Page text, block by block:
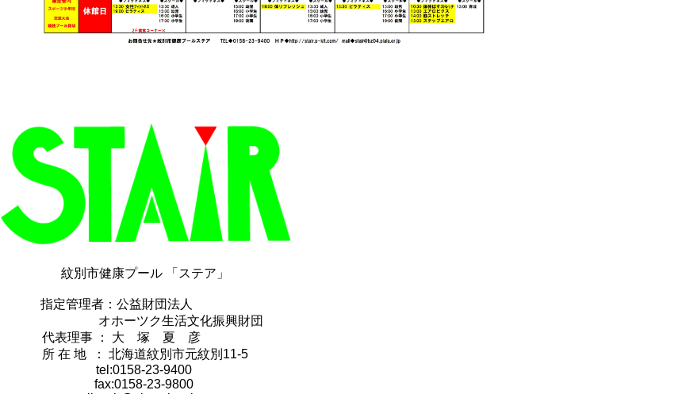
紋別市健康プール 「ステア」
指定管理者：公益財団法人
オホーツク生活文化振興財団
代表理事 ： 大 塚 夏 彦
所 在 地 ： 北海道紋別市元紋別11-5
tel:0158-23-9400
fax:0158-23-9800